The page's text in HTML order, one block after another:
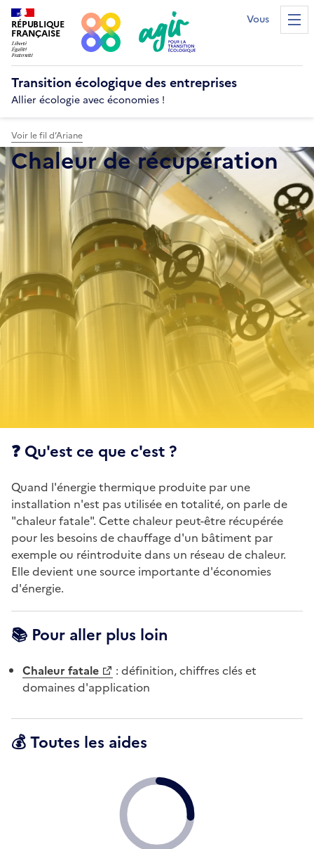
RÉPUBLIQUE
FRANÇAISE
Vous êtes...?
Transition écologiquedes entreprises
Allier écologie avec économies !
Voir le fil d’Ariane
Chaleur de récupération
❓ Qu'est ce que c'est ?
Quand l'énergie thermique produite par une
installation n'est pas utilisée en totalité, on parle de
"chaleur fatale". Cette chaleur peut-être récupérée
pour les besoins de chauffage d'un bâtiment par
exemple ou réintroduite dans un réseau de chaleur.
Elle devient une source importante d'économies
d'énergie.
📚 Pour aller plus loin
Chaleur fatale
: définition, chiffres clés et
domaines d'application
💰 Toutes les aides